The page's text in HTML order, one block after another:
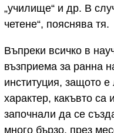
„училище“ и др. В
четене“, пояснява тя.
Въпреки всичко в
възприема за ранна
институция, защото
характер, какъвто
започнали да се
много бързо, през